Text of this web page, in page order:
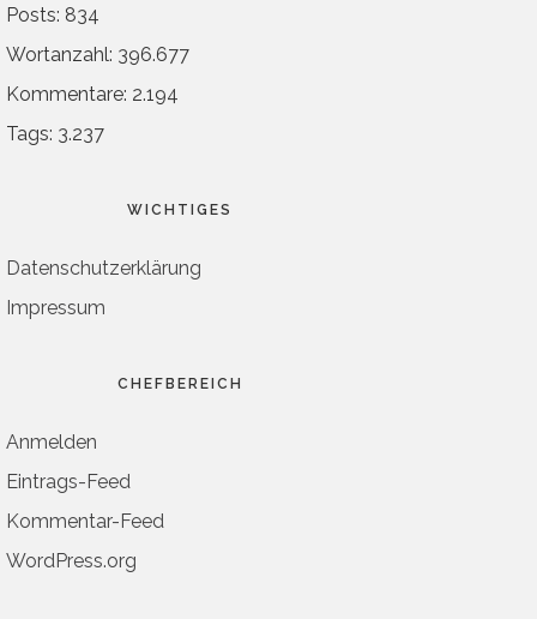
Posts: 834
Wortanzahl: 396.677
Kommentare: 2.194
Tags: 3.237
WICHTIGES
Datenschutzerklärung
Impressum
CHEFBEREICH
Anmelden
Eintrags-Feed
Kommentar-Feed
WordPress.org